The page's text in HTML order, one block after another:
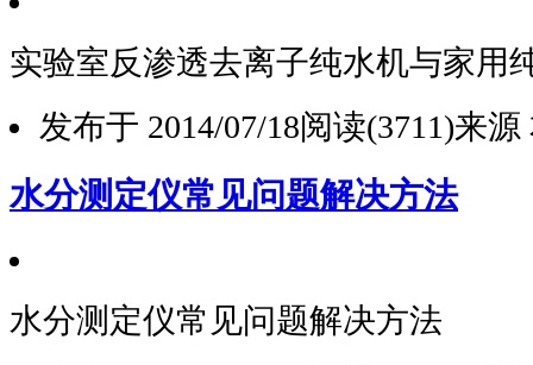
实验室反渗透去离子纯水机与家用
发布于 2014/07/18阅读(3711)来源
水分测定仪常见问题解决方法
水分测定仪常见问题解决方法